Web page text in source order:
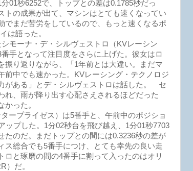
01秒6252で、トップとの差は0.1785秒だっ
トの成果が出て、マシンはとても速くなってい
でまだ苦労をしているので、もっと速くなるポ
は語った。
モーナ・デ・シルヴェストロ（KVレーシン
手となって注目度をさらに上げた。彼女はロ
振り返りながら、「1年前とは大違い。まだマ
前中でも速かった。KVレーシング・テクノロジ
がある」とデ・シルヴェストロは話した。 セ
れ、雨が降り出す心配さえされるほどだった
った。
ープライゼス）は5番手と、午前中のポジショ
ップした。1分02秒台を飛び越え、1分01秒7703
たのだ。まだトップとの間には0.3236秒の差が
ス総合でも5番手につけ、とても幸先の良い走
と琢磨の間の4番手に割って入ったのはオリ
）だ。